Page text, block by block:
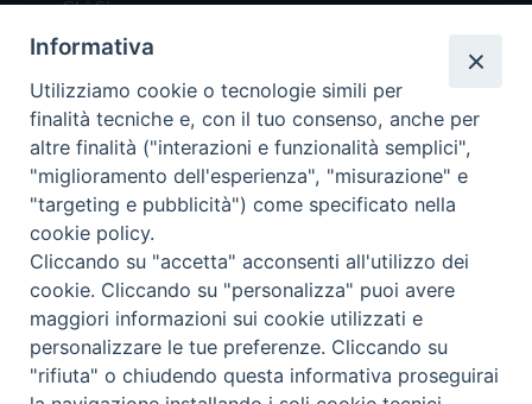
Chi Siamo
Redazione
Scrivici
Copyright © 2019 - Tutti i diritti riservati - Vita
Trentina Editrice
Privacy Policy
Torna
Informativa
Utilizziamo cookie o tecnologie simili per
finalità tecniche e, con il tuo consenso, anche per
altre finalità ("interazioni e funzionalità semplici",
"miglioramento dell'esperienza", "misurazione" e
"targeting e pubblicità") come specificato nella
cookie policy.
Cliccando su "accetta" acconsenti all'utilizzo dei
cookie. Cliccando su "personalizza" puoi avere
maggiori informazioni sui cookie utilizzati e
personalizzare le tue preferenze. Cliccando su
"rifiuta" o chiudendo questa informativa proseguirai